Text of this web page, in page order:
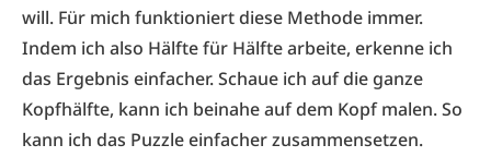
will. Für mich funktioniert diese Methode immer.
Indem ich also Hälfte für Hälfte arbeite, erkenne ich
das Ergebnis einfacher. Schaue ich auf die ganze
Kopfhälfte, kann ich beinahe auf dem Kopf malen. So
kann ich das Puzzle einfacher zusammensetzen.